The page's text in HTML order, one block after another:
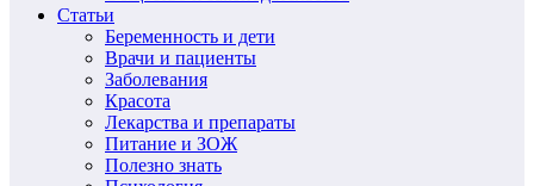
Статьи
Беременность и дети
Врачи и пациенты
Заболевания
Красота
Лекарства и препараты
Питание и ЗОЖ
Полезно знать